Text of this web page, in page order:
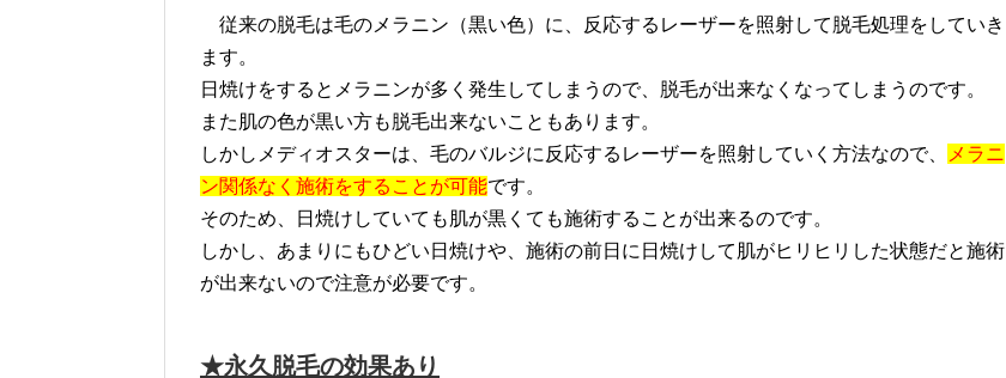
従来の脱毛は毛のメラニン（黒い色）に、反応するレーザーを照射して脱毛処理をしていき
ます。
日焼けをするとメラニンが多く発生してしまうので、脱毛が出来なくなってしまうのです。
また肌の色が黒い方も脱毛出来ないこともあります。
しかしメディオスターは、毛のバルジに反応するレーザーを照射していく方法なので、
メラニ
ン関係なく施術をすることが可能です。
そのため、日焼けしていても肌が黒くても施術することが出来るのです。
しかし、あまりにもひどい日焼けや、施術の前日に日焼けして肌がヒリヒリした状態だと施術
が出来ないので注意が必要です。
★永久脱毛の効果あり